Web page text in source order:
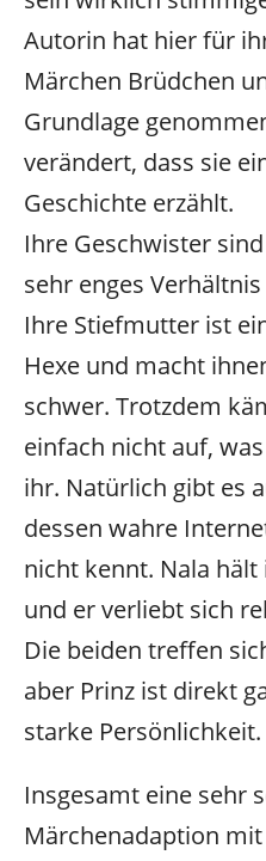
Autorin hat hier für
Märchen Brüdchen
Grundlage
verändert, dass sie
Geschichte erzählt.
Ihre Geschwister
sehr enges
Ihre Stiefmutter ist
Hexe und macht
schwer. Trotzdem
einfach nicht auf,
ihr. Natürlich gibt es
dessen wahre
nicht kennt. Nala hält
und er verliebt sich
Die beiden treffen
aber Prinz ist direkt
starke Persönlichkeit.
Insgesamt eine sehr
Märchenadaption